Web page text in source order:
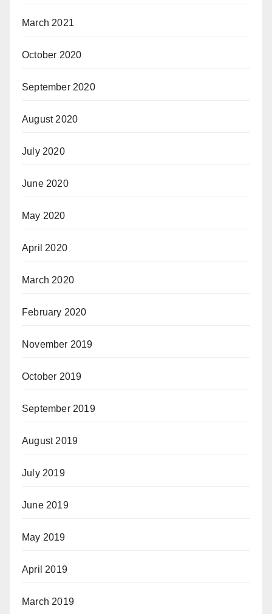
March 2021
October 2020
September 2020
August 2020
July 2020
June 2020
May 2020
April 2020
March 2020
February 2020
November 2019
October 2019
September 2019
August 2019
July 2019
June 2019
May 2019
April 2019
March 2019